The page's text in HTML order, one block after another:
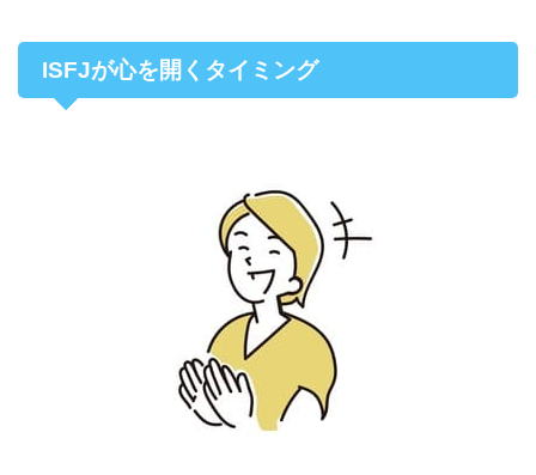
ISFJが心を開くタイミング